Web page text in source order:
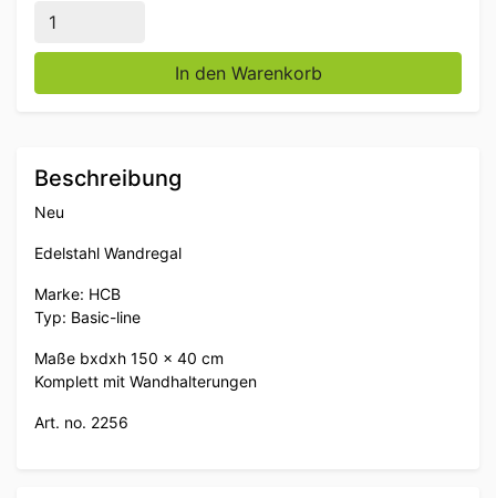
Edelstahl Wandregal Basic-line 150 x 40 cm Horeca
In den Warenkorb
Beschreibung
Neu
Edelstahl Wandregal
Marke: HCB
Typ: Basic-line
Maße bxdxh 150 x 40 cm
Komplett mit Wandhalterungen
Art. no. 2256